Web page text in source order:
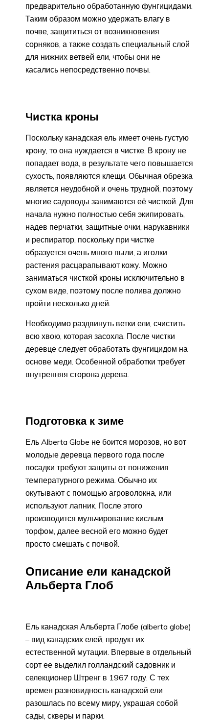
предварительно обработанную фунгицидами.
Таким образом можно удержать влагу в
почве, защититься от возникновения
сорняков, а также создать специальный слой
для нижних ветвей ели, чтобы они не
касались непосредственно почвы.
Чистка кроны
Поскольку канадская ель имеет очень густую
крону, то она нуждается в чистке. В крону не
попадает вода, в результате чего повышается
сухость, появляются клещи. Обычная обрезка
является неудобной и очень трудной, поэтому
многие садоводы занимаются её чисткой. Для
начала нужно полностью себя экипировать,
надев перчатки, защитные очки, нарукавники
и респиратор, поскольку при чистке
образуется очень много пыли, а иголки
растения расцарапывают кожу. Можно
заниматься чисткой кроны исключительно в
сухом виде, поэтому после полива должно
пройти несколько дней.
Необходимо раздвинуть ветки ели, счистить
всю хвою, которая засохла. После чистки
деревце следует обработать фунгицидом на
основе меди. Особенной обработки требует
внутренняя сторона дерева.
Подготовка к зиме
Ель Alberta Globe не боится морозов, но вот
молодые деревца первого года после
посадки требуют защиты от понижения
температурного режима. Обычно их
окутывают с помощью агроволокна, или
используют лапник. После этого
производится мульчирование кислым
торфом, далее весной его можно будет
просто смешать с почвой.
Описание ели канадской
Альберта Глоб
Ель канадская Альберта Глобе (alberta globe)
– вид канадских елей, продукт их
естественной мутации. Впервые в отдельный
сорт ее выделил голландский садовник и
селекционер Штренг в 1967 году. С тех
времен разновидность канадской ели
разошлась по всему миру, украшая собой
сады, скверы и парки.